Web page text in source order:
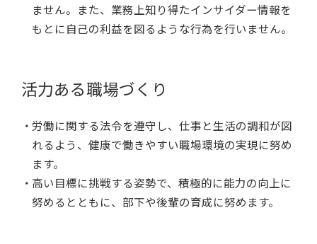
ません。また、業務上知り得たインサイダー情報を
もとに自己の利益を図るような行為を行いません。
活力ある職場づくり
労働に関する法令を遵守し、仕事と生活の調和が図
れるよう、健康で働きやすい職場環境の実現に努め
ます。
高い目標に挑戦する姿勢で、積極的に能力の向上に
努めるとともに、部下や後輩の育成に努めます。